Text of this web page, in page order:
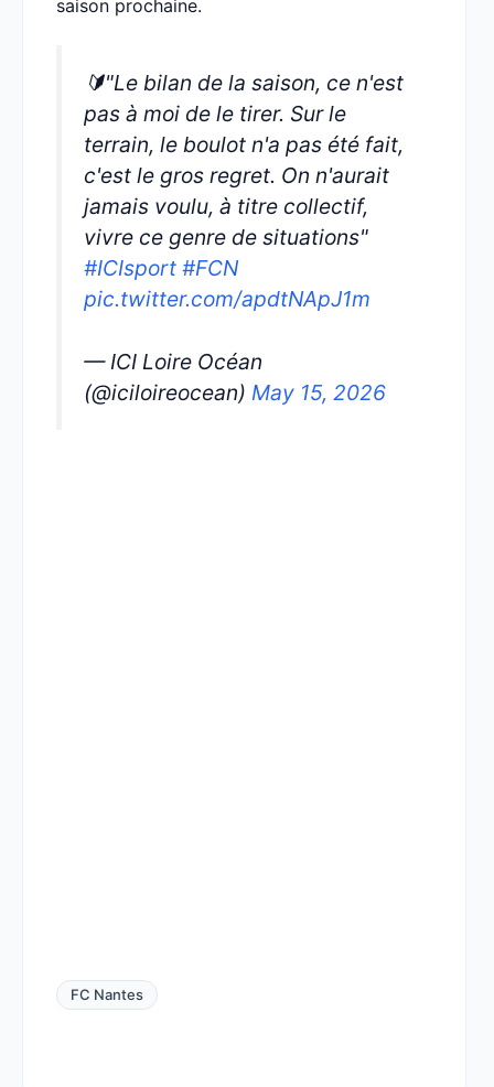
saison prochaine.
🔰"Le bilan de la saison, ce n'est
pas à moi de le tirer. Sur le
terrain, le boulot n'a pas été fait,
c'est le gros regret. On n'aurait
jamais voulu, à titre collectif,
vivre ce genre de situations"
#ICIsport #FCN
pic.twitter.com/apdtNApJ1m
— ICI Loire Océan
(@iciloireocean) May 15, 2026
FC Nantes